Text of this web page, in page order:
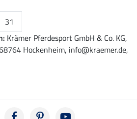
31
Krämer Pferdesport GmbH & Co. KG,
Hockenheim, info@kraemer.de,